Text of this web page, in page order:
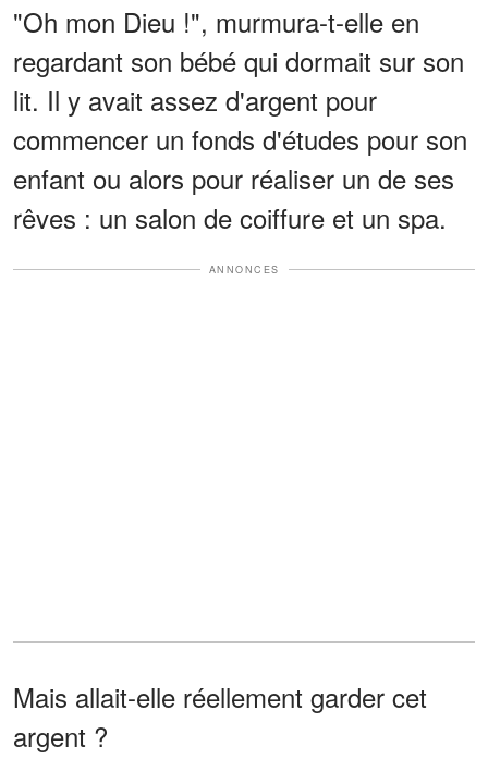
"Oh mon Dieu !", murmura-t-elle en
regardant son bébé qui dormait sur son
lit. Il y avait assez d'argent pour
commencer un fonds d'études pour son
enfant ou alors pour réaliser un de ses
rêves : un salon de coiffure et un spa.
ANNONCES
Mais allait-elle réellement garder cet
argent ?